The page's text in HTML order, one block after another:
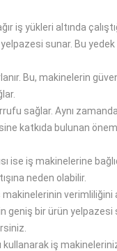
iş yükleri altında
sunar. Bu
Bu, makinelerin
sağlar. Aynı
katkıda bulunan
ise iş makinelerine
neden olabilir.
verimliliğini
geniş bir ürün yelpazesi
kullanarak iş